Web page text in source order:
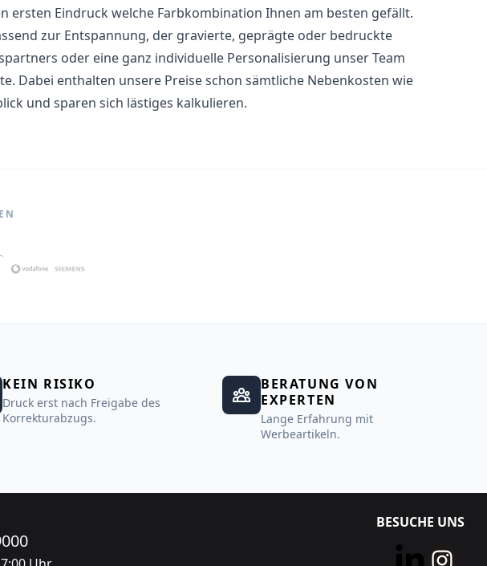
ersten Eindruck welche Farbkombination Ihnen am besten gefällt.
zur Entspannung, der gravierte, geprägte oder bedruckte
oder eine ganz individuelle Personalisierung unser Team
Dabei enthalten unsere Preise schon sämtliche Nebenkosten wie
und sparen sich lästiges kalkulieren.
KEIN RISIKO
Druck erst nach Freigabe des
Korrekturabzugs.
BERATUNG VON
EXPERTEN
Lange Erfahrung mit
Werbeartikeln.
BESUCHE UNS